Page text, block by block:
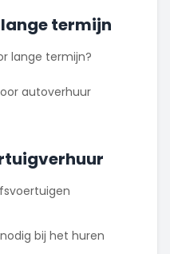
termijn
lange termijn?
autoverhuur
bij het huren